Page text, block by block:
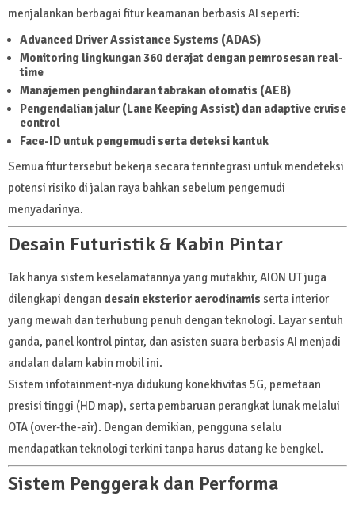
menjalankan berbagai fitur keamanan berbasis AI seperti:
Advanced Driver Assistance Systems (ADAS)
Monitoring lingkungan 360 derajat dengan pemrosesan real-
time
Manajemen penghindaran tabrakan otomatis (AEB)
Pengendalian jalur (Lane Keeping Assist) dan adaptive cruise
control
Face-ID untuk pengemudi serta deteksi kantuk
Semua fitur tersebut bekerja secara terintegrasi untuk mendeteksi
potensi risiko di jalan raya bahkan sebelum pengemudi
menyadarinya.
Desain Futuristik & Kabin Pintar
Tak hanya sistem keselamatannya yang mutakhir, AION UT juga
dilengkapi dengan desain eksterior aerodinamis serta interior
yang mewah dan terhubung penuh dengan teknologi. Layar sentuh
ganda, panel kontrol pintar, dan asisten suara berbasis AI menjadi
andalan dalam kabin mobil ini.
Sistem infotainment-nya didukung konektivitas 5G, pemetaan
presisi tinggi (HD map), serta pembaruan perangkat lunak melalui
OTA (over-the-air). Dengan demikian, pengguna selalu
mendapatkan teknologi terkini tanpa harus datang ke bengkel.
Sistem Penggerak dan Performa